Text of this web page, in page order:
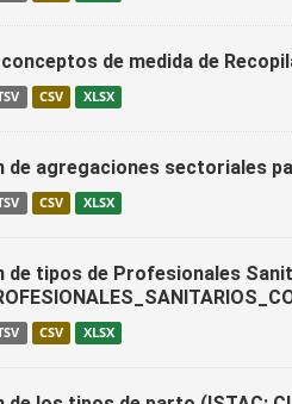
conceptos de medida de
CSV XLSX
agregaciones sectoriales
CSV XLSX
de tipos de Profesionales
CSV XLSX